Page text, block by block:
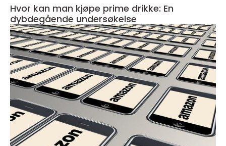
Hvor kan man kjøpe prime drikke: En
dybdegående undersøkelse